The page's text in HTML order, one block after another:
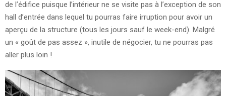
de l’édifice puisque l’intérieur ne se visite pas à l’exception de son
hall d’entrée dans lequel tu pourras faire irruption pour avoir un
aperçu de la structure (tous les jours sauf le week-end). Malgré
un « goût de pas assez », inutile de négocier, tu ne pourras pas
aller plus loin !